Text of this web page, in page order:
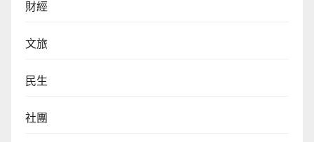
財經
文旅
民生
社團